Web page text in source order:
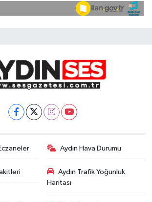
Aydın Hava Durumu
Aydın Trafik Yoğunluk
Haritası